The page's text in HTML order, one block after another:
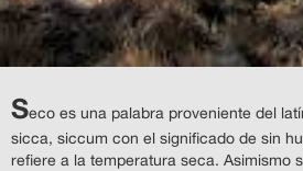
Seco es una palabra proveniente del
sicca, siccum con el significado de sin
refiere a la temperatura seca. Asimismo